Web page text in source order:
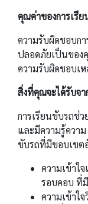
คุณค่าของการเรี
ความรับผิดชอบก
ปลอดภัยเป็นของ
ความรับผิดชอบเ
สิ่งที่คุณจะได้รับจ
การเรียนขับรถช่
และมีความรู้ควา
ขับรถที่มีขอบเขตอั
ความเข้าใ
รอบคอบ ที่
ความเข้าใ